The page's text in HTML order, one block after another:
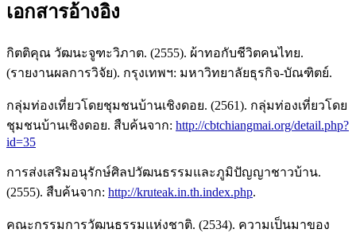
เอกสารอ้างอิง
กิตติคุณ วัฒนะจูฑะวิภาต. (2555). ผ้าทอกับชีวิตคนไทย.
(รายงานผลการวิจัย). กรุงเทพฯ: มหาวิทยาลัยธุรกิจ-บัณฑิตย์.
กลุ่มท่องเที่ยวโดยชุมชนบ้านเชิงดอย. (2561). กลุ่มท่องเที่ยวโดย
ชุมชนบ้านเชิงดอย. สืบค้นจาก: http://cbtchiangmai.org/detail.php?
id=35
การส่งเสริมอนุรักษ์ศิลปวัฒนธรรมและภูมิปัญญาชาวบ้าน.
(2555). สืบค้นจาก: http://kruteak.in.th.index.php.
คณะกรรมการวัฒนธรรมแห่งชาติ. (2534). ความเป็นมาของ